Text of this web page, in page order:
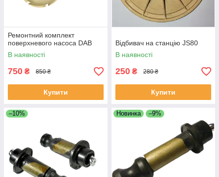
Ремонтний комплект
поверхневого насоса DAB
В наявності
750 ₴ 850 ₴
Купити
Відбивач на станцію JS80
В наявності
250 ₴ 280 ₴
Купити
–10% Новинка –9%